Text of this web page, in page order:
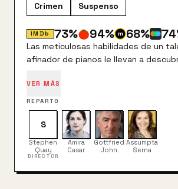
Crimen Suspenso
IMDb 73% 94% 68% 74
Las meticulosas habilidades de un
afinador de pianos le llevan a
pone su vida patas arriba.
VER MÁS
REPARTO
S
Stephen
Quay
DIRECTOR
Amira
Casar
Gottfried
John
Assumpta
Serna